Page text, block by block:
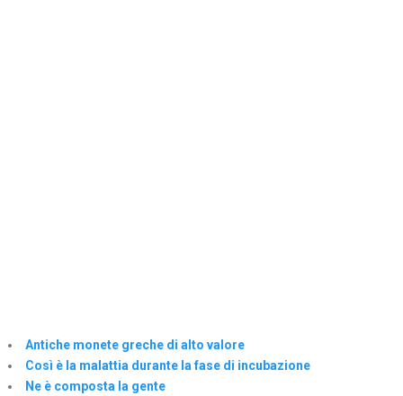
Antiche monete greche di alto valore
Così è la malattia durante la fase di incubazione
Ne è composta la gente